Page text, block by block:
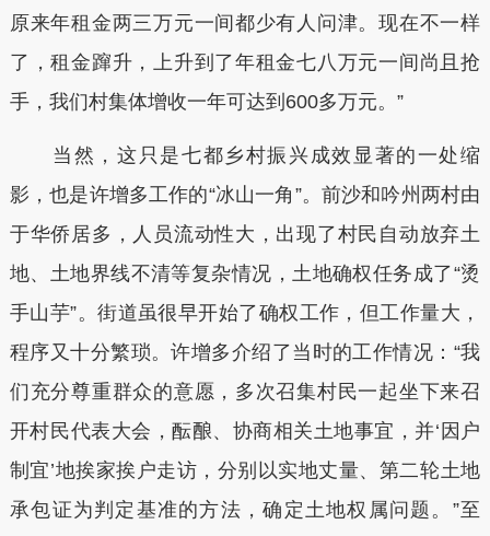
原来年租金两三万元一间都少有人问津。现在不一样
了，租金蹿升，上升到了年租金七八万元一间尚且抢
手，我们村集体增收一年可达到600多万元。”
当然，这只是七都乡村振兴成效显著的一处缩
影，也是许增多工作的“冰山一角”。前沙和吟州两村由
于华侨居多，人员流动性大，出现了村民自动放弃土
地、土地界线不清等复杂情况，土地确权任务成了“烫
手山芋”。街道虽很早开始了确权工作，但工作量大，
程序又十分繁琐。许增多介绍了当时的工作情况：“我
们充分尊重群众的意愿，多次召集村民一起坐下来召
开村民代表大会，酝酿、协商相关土地事宜，并‘因户
制宜’地挨家挨户走访，分别以实地丈量、第二轮土地
承包证为判定基准的方法，确定土地权属问题。”至